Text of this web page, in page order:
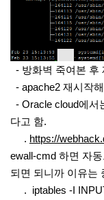
- 방화벽 죽여본 후
- apache2 재시작
- Oracle cloud에서
다고 함.
. https://
ewall-cmd 하면 자
되면 되니까 이유는
. iptables -I